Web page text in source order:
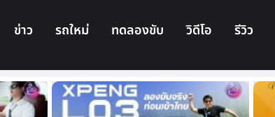
ข่าว รถใหม่ ทดลองขับ วิดีโอ รีวิว